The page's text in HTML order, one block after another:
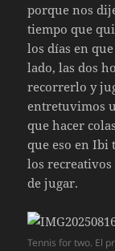
porque nos
tiempo que
los días en
lado, las dos
recorrerlo y
entretuvimos
que hacer
que eso en Ibi
los
de jugar.
Tennis for two. El